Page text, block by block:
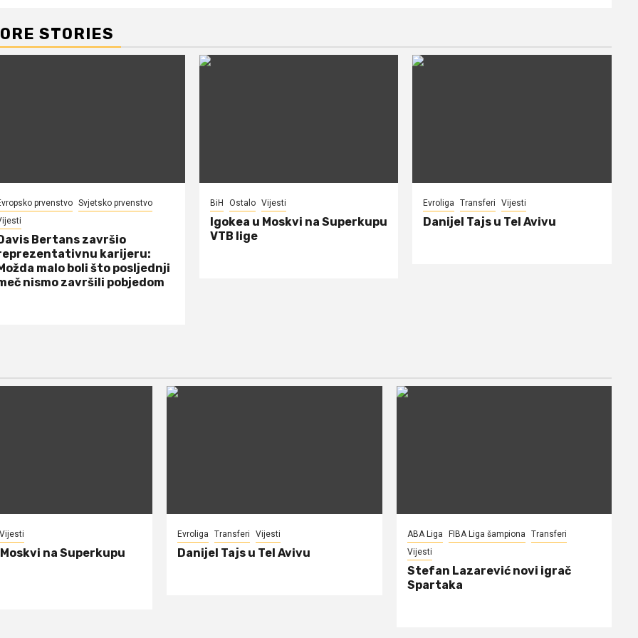
STORIES
prvenstvo Svjetsko prvenstvo
Bertans završio
karijeru:
malo boli što posljednji
nismo završili pobjedom
BiH Ostalo Vijesti
Igokea u Moskvi na Superkupu
VTB lige
Evroliga Transferi Vijesti
Danijel Tajs u Tel Avivu
na Superkupu
Evroliga Transferi Vijesti
Danijel Tajs u Tel Avivu
ABA Liga FIBA Liga šampiona
Transferi
Vijesti
Stefan Lazarević novi igrač
Spartaka